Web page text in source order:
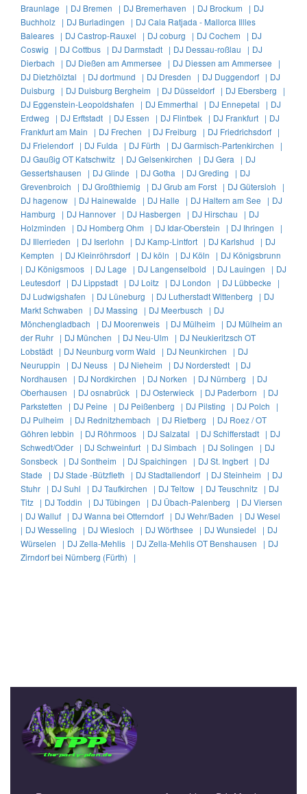
Braunlage | DJ Bremen | DJ Bremerhaven | DJ Brockum | DJ
Buchholz | DJ Burladingen | DJ Cala Ratjada - Mallorca Illles
Baleares | DJ Castrop-Rauxel | DJ coburg | DJ Cochem | DJ
Coswig | DJ Cottbus | DJ Darmstadt | DJ Dessau-roßlau | DJ
Dierbach | DJ Dießen am Ammersee | DJ Diessen am Ammersee |
DJ Dietzhölztal | DJ dortmund | DJ Dresden | DJ Duggendorf | DJ
Duisburg | DJ Duisburg Bergheim | DJ Düsseldorf | DJ Ebersberg |
DJ Eggenstein-Leopoldshafen | DJ Emmerthal | DJ Ennepetal | DJ
Erdweg | DJ Erftstadt | DJ Essen | DJ Flintbek | DJ Frankfurt | DJ
Frankfurt am Main | DJ Frechen | DJ Freiburg | DJ Friedrichsdorf |
DJ Frielendorf | DJ Fulda | DJ Fürth | DJ Garmisch-Partenkirchen |
DJ Gaußig OT Katschwitz | DJ Gelsenkirchen | DJ Gera | DJ
Gessertshausen | DJ Glinde | DJ Gotha | DJ Greding | DJ
Grevenbroich | DJ Großthiemig | DJ Grub am Forst | DJ Gütersloh |
DJ hagenow | DJ Hainewalde | DJ Halle | DJ Haltern am See | DJ
Hamburg | DJ Hannover | DJ Hasbergen | DJ Hirschau | DJ
Holzminden | DJ Homberg Ohm | DJ Idar-Oberstein | DJ Ihringen |
DJ Illerrieden | DJ Iserlohn | DJ Kamp-Lintfort | DJ Karlshud | DJ
Kempten | DJ Kleinröhrsdorf | DJ köln | DJ Köln | DJ Königsbrunn
| DJ Königsmoos | DJ Lage | DJ Langenselbold | DJ Lauingen | DJ
Leutesdorf | DJ Lippstadt | DJ Loitz | DJ London | DJ Lübbecke |
DJ Ludwigshafen | DJ Lüneburg | DJ Lutherstadt Wittenberg | DJ
Markt Schwaben | DJ Massing | DJ Meerbusch | DJ
Mönchengladbach | DJ Moorenweis | DJ Mülheim | DJ Mülheim an
der Ruhr | DJ München | DJ Neu-Ulm | DJ Neukieritzsch OT
Lobstädt | DJ Neunburg vorm Wald | DJ Neunkirchen | DJ
Neuruppin | DJ Neuss | DJ Nieheim | DJ Norderstedt | DJ
Nordhausen | DJ Nordkirchen | DJ Norken | DJ Nürnberg | DJ
Oberhausen | DJ osnabrück | DJ Osterwieck | DJ Paderborn | DJ
Parkstetten | DJ Peine | DJ Peißenberg | DJ Pilsting | DJ Polch |
DJ Pulheim | DJ Rednitzhembach | DJ Rietberg | DJ Roez / OT
Göhren lebbin | DJ Röhrmoos | DJ Salzatal | DJ Schifferstadt | DJ
Schwedt/Oder | DJ Schweinfurt | DJ Simbach | DJ Solingen | DJ
Sonsbeck | DJ Sontheim | DJ Spaichingen | DJ St. Ingbert | DJ
Stade | DJ Stade -Bützfleth | DJ Stadtallendorf | DJ Steinheim | DJ
Stuhr | DJ Suhl | DJ Taufkirchen | DJ Teltow | DJ Teuschnitz | DJ
Titz | DJ Toddin | DJ Tübingen | DJ Übach-Palenberg | DJ Viersen
| DJ Walluf | DJ Wanna bei Otterndorf | DJ Wehr/Baden | DJ Wesel
| DJ Wesseling | DJ Wiesloch | DJ Wörthsee | DJ Wunsiedel | DJ
Würselen | DJ Zella-Mehlis | DJ Zella-Mehlis OT Benshausen | DJ
Zirndorf bei Nürnberg (Fürth) |